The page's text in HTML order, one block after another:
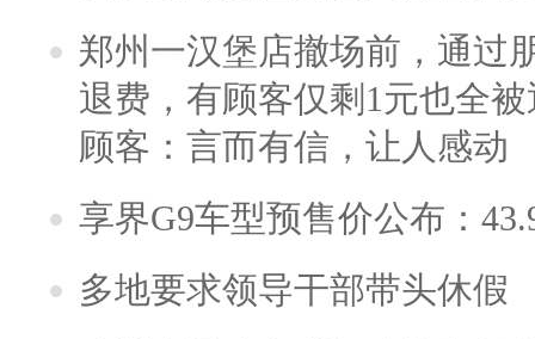
郑州一汉堡店撤场前，通过
退费，有顾客仅剩1元也全
顾客：言而有信，让人感动
享界G9车型预售价公布：
多地要求领导干部带头休假